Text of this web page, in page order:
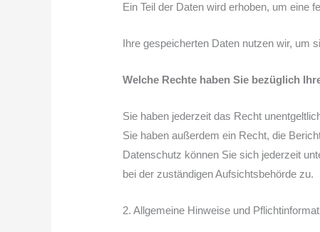
Ein Teil der Daten wird erhoben, um eine
Ihre gespeicherten Daten nutzen wir, um
Welche Rechte haben Sie bezüglich
Sie haben jederzeit das Recht
Sie haben außerdem ein Recht, die
Datenschutz können Sie sich jederzeit
bei der zuständigen Aufsichtsbehörde zu.
2. Allgemeine Hinweise und